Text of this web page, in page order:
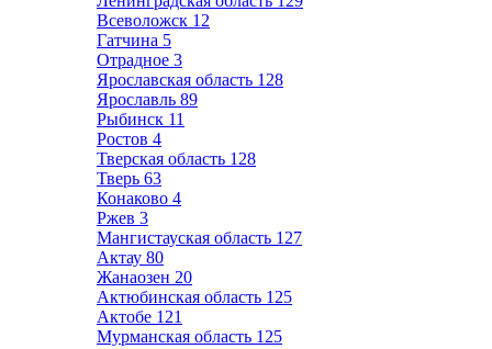
Всеволожск 12
Гатчина 5
Отрадное 3
Ярославская область 128
Ярославль 89
Рыбинск 11
Ростов 4
Тверская область 128
Тверь 63
Конаково 4
Ржев 3
Мангистауская область 127
Актау 80
Жанаозен 20
Актюбинская область 125
Актобе 121
Мурманская область 125